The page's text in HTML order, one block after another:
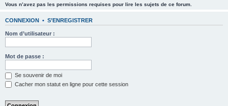
e
Vous n’avez pas les permissions requises pour lire les sujets de ce forum.
CONNEXION • S’ENREGISTRER
Nom d’utilisateur :
Mot de passe :
Se souvenir de moi
Cacher mon statut en ligne pour cette session